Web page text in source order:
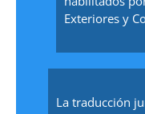
Exteriores y
La traducción